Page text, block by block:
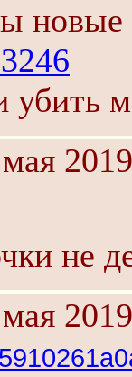
новые
убить
не